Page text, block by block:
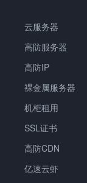
云服务器
高防服务器
高防IP
裸金属服务器
机柜租用
SSL证书
高防CDN
亿速云虾